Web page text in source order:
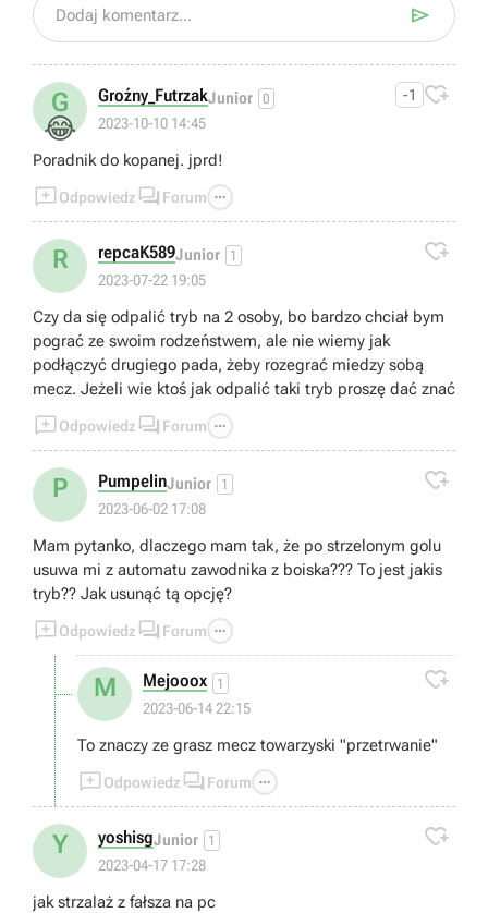
Dodaj komentarz... 
G
😂
Groźny_FutrzakJunior 0
2023-10-10 14:45
-1 
Poradnik do kopanej. jprd!
Odpowiedz  Forum 
R repcaK589Junior 1
2023-07-22 19:05

Czy da się odpalić tryb na 2 osoby, bo bardzo chciał bym
pograć ze swoim rodzeństwem, ale nie wiemy jak
podłączyć drugiego pada, żeby rozegrać miedzy sobą
mecz. Jeżeli wie ktoś jak odpalić taki tryb proszę dać znać
Odpowiedz  Forum 
P PumpelinJunior 1
2023-06-02 17:08

Mam pytanko, dlaczego mam tak, że po strzelonym golu
usuwa mi z automatu zawodnika z boiska??? To jest jakis
tryb?? Jak usunąć tą opcję?
Odpowiedz  Forum 
M Mejooox 1
2023-06-14 22:15

To znaczy ze grasz mecz towarzyski "przetrwanie"
Odpowiedz  Forum 
Y yoshisgJunior 1
2023-04-17 17:28

jak strzalaż z fałsza na pc